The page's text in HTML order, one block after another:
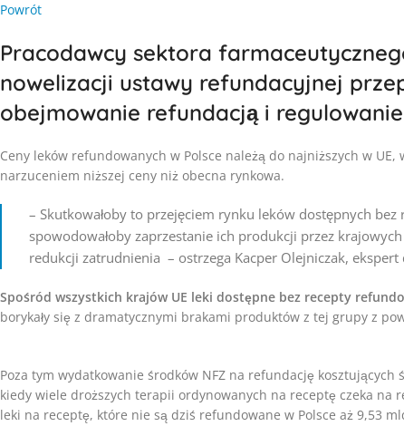
Powrót
Pracodawcy sektora
nowelizacji ustawy refundacyjnej
obejmowanie refundacją i
Ceny leków refundowanych w Polsce należą do najniższych w
narzuceniem niższej ceny niż obecna rynkowa.
– Skutkowałoby to przejęciem rynku leków dostępnych
spowodowałoby zaprzestanie ich produkcji przez
redukcji zatrudnienia – ostrzega Kacper Olejniczak,
Spośród wszystkich krajów UE leki dostępne bez recepty
borykały się z dramatycznymi brakami produktów z tej grupy z
Poza tym wydatkowanie środków NFZ na refundację
kiedy wiele droższych terapii ordynowanych na receptę czeka na
leki na receptę, które nie są dziś refundowane w Polsce aż 9,53